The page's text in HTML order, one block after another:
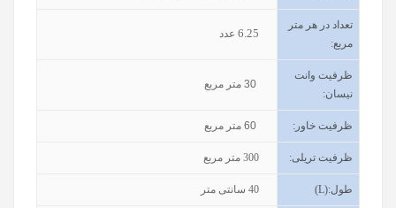
تعداد در هر متر
مربع:
6.25 عدد
ظرفیت وانت
نیسان:
30 متر مربع
ظرفیت خاور :
60 متر مربع
ظرفیت تریلی:
300 متر مربع
طول(L):
40 سانتی متر